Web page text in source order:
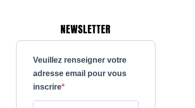
NEWSLETTER
Veuillez renseigner votre
adresse email pour vous
inscrire